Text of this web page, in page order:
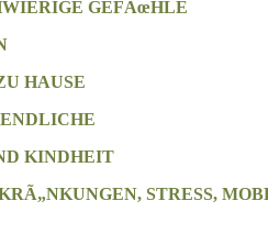
GEFÃœHLE
HAUSE
KINDHEIT
STRESS,